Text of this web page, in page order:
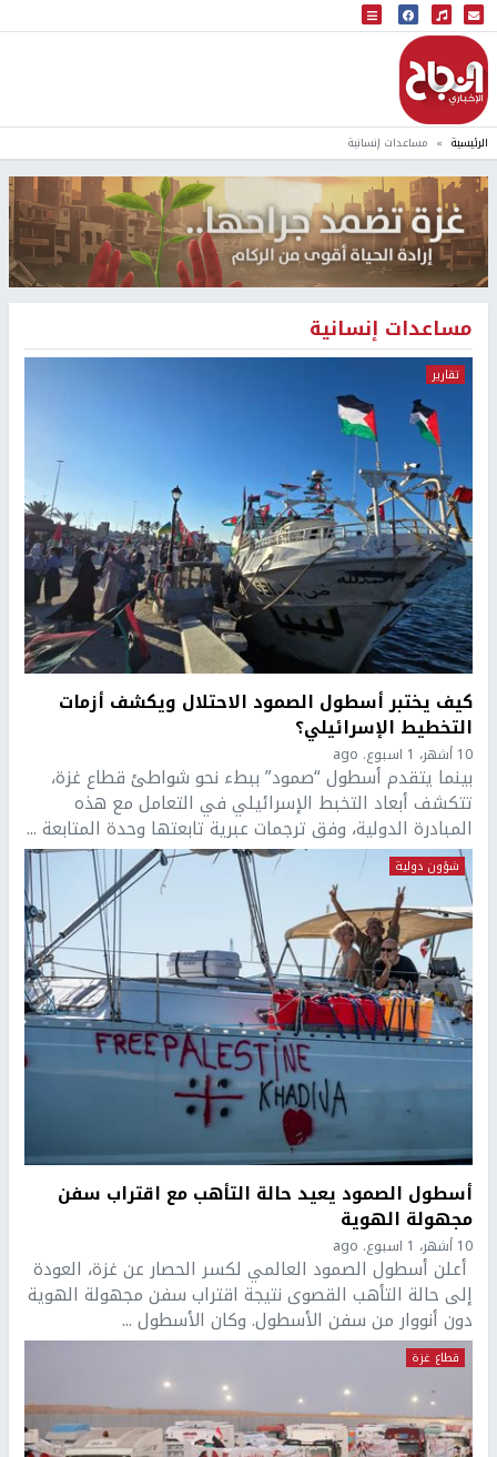
البث المباشر
إذاعة النجاح
الرئيسية مساعدات إنسانية
مساعدات إنسانية
تقارير
كيف يختبر أسطول الصمود الاحتلال ويكشف أزمات
التخطيط الإسرائيلي؟
10 أشهر، 1 اسبوع. ago
بينما يتقدم أسطول “صمود” ببطء نحو شواطئ قطاع غزة،
تتكشف أبعاد التخبط الإسرائيلي في التعامل مع هذه
المبادرة الدولية، وفق ترجمات عبرية تابعتها وحدة المتابعة ...
شؤون دولية
أسطول الصمود يعيد حالة التأهب مع اقتراب سفن
مجهولة الهوية
10 أشهر، 1 اسبوع. ago
أعلن أسطول الصمود العالمي لكسر الحصار عن غزة، العودة
إلى حالة التأهب القصوى نتيجة اقتراب سفن مجهولة الهوية
دون أنووار من سفن الأسطول. وكان الأسطول ...
قطاع غزة